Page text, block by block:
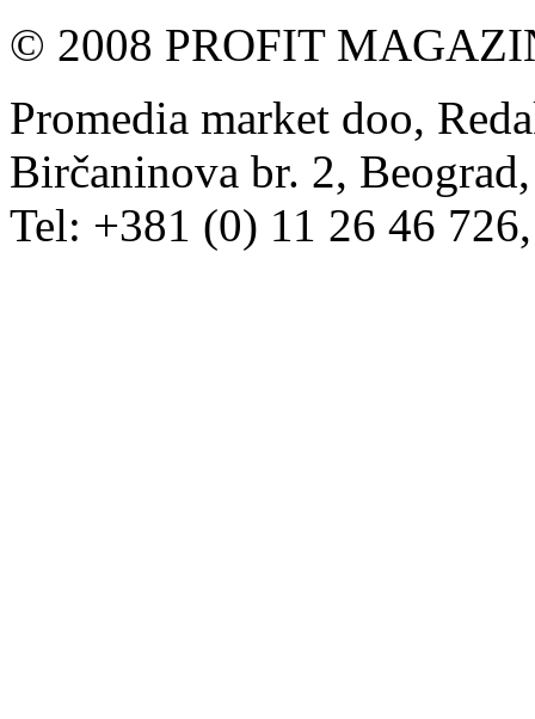
© 2008 PROFIT
Promedia market doo,
Birčaninova br. 2,
Tel: +381 (0) 11 26 46